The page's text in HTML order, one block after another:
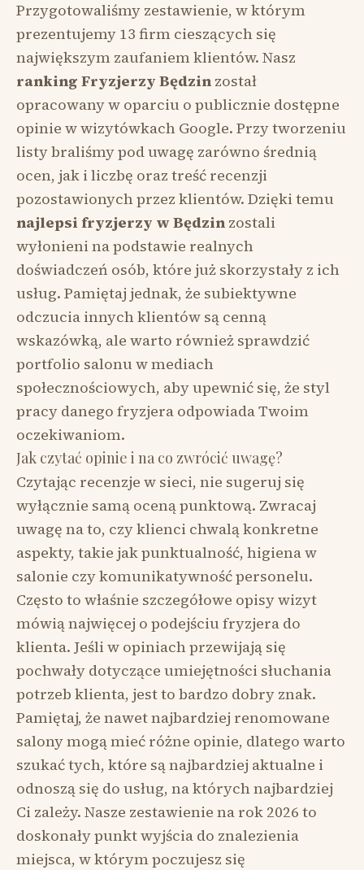
Przygotowaliśmy zestawienie, w którym
prezentujemy 13 firm cieszących się
największym zaufaniem klientów. Nasz
ranking Fryzjerzy Będzin został
opracowany w oparciu o publicznie dostępne
opinie w wizytówkach Google. Przy tworzeniu
listy braliśmy pod uwagę zarówno średnią
ocen, jak i liczbę oraz treść recenzji
pozostawionych przez klientów. Dzięki temu
najlepsi fryzjerzy w Będzin zostali
wyłonieni na podstawie realnych
doświadczeń osób, które już skorzystały z ich
usług. Pamiętaj jednak, że subiektywne
odczucia innych klientów są cenną
wskazówką, ale warto również sprawdzić
portfolio salonu w mediach
społecznościowych, aby upewnić się, że styl
pracy danego fryzjera odpowiada Twoim
oczekiwaniom.
Jak czytać opinie i na co zwrócić uwagę?
Czytając recenzje w sieci, nie sugeruj się
wyłącznie samą oceną punktową. Zwracaj
uwagę na to, czy klienci chwalą konkretne
aspekty, takie jak punktualność, higiena w
salonie czy komunikatywność personelu.
Często to właśnie szczegółowe opisy wizyt
mówią najwięcej o podejściu fryzjera do
klienta. Jeśli w opiniach przewijają się
pochwały dotyczące umiejętności słuchania
potrzeb klienta, jest to bardzo dobry znak.
Pamiętaj, że nawet najbardziej renomowane
salony mogą mieć różne opinie, dlatego warto
szukać tych, które są najbardziej aktualne i
odnoszą się do usług, na których najbardziej
Ci zależy. Nasze zestawienie na rok 2026 to
doskonały punkt wyjścia do znalezienia
miejsca, w którym poczujesz się